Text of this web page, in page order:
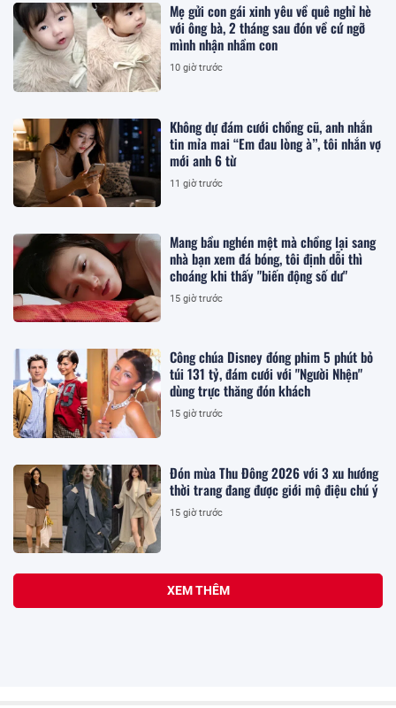
Mẹ gửi con gái xinh yêu về quê nghỉ hè
với ông bà, 2 tháng sau đón về cứ ngỡ
mình nhận nhầm con
10 giờ trước
Không dự đám cưới chồng cũ, anh nhắn
tin mỉa mai “Em đau lòng à”, tôi nhắn vợ
mới anh 6 từ
11 giờ trước
Mang bầu nghén mệt mà chồng lại sang
nhà bạn xem đá bóng, tôi định dỗi thì
choáng khi thấy "biến động số dư"
15 giờ trước
Công chúa Disney đóng phim 5 phút bỏ
túi 131 tỷ, đám cưới với "Người Nhện"
dùng trực thăng đón khách
15 giờ trước
Đón mùa Thu Đông 2026 với 3 xu hướng
thời trang đang được giới mộ điệu chú ý
15 giờ trước
XEM THÊM